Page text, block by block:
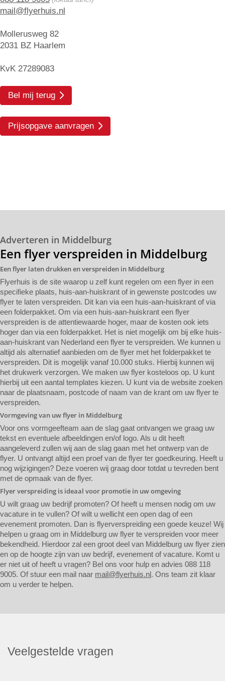
mail@flyerhuis.nl
Mollerusweg 82
2031 BZ Haarlem
KvK 27289083
Bel mij terug
Prijsopgave aanvragen
Adverteren in Middelburg
Een flyer verspreiden in Middelburg
Een flyer laten drukken en verspreiden in Middelburg
Flyerhuis is de site waarop u zelf kunt regelen om een flyer in een
specifieke plaats, huis-aan-huiskrant of in gewenste postcodes uw
flyer te laten verspreiden. Dit kan via een huis-aan-huiskrant of via
een folderpakket. Om via een huis-aan-huiskrant een flyer
verspreiden is de attentiewaarde hoger, maar de kosten ook iets
hoger dan via een folderpakket. Het is niet mogelijk om bij elke huis-
aan-huiskrant van Nederland een flyer te verspreiden. We kunnen u
altijd als alternatief aanbieden om de flyer met het folderpakket te
verspreiden. Dit is mogelijk vanaf 10.000 stuks. Hierbij kunnen wij
het drukwerk verzorgen. We maken uw flyer kosteloos op. U kunt
hierbij uit een aantal templates kiezen. U kunt via de website zoeken
naar de plaatsnaam, postcode of naam van de krant om uw flyer te
verspreiden.
Vormgeving van uw flyer in Middelburg
Voor ons vormgeefteam aan de slag gaat ontvangen we graag uw
tekst en eventuele afbeeldingen en/of logo. Als u dit heeft
aangeleverd zullen wij aan de slag gaan met het ontwerp van de
flyer. U ontvangt altijd een proef van de flyer ter goedkeuring. Heeft u
nog wijzigingen? Deze voeren wij graag door totdat u tevreden bent
met de opmaak van de flyer.
Flyer verspreiding is ideaal voor promotie in uw omgeving
U wilt graag uw bedrijf promoten? Of heeft u mensen nodig om uw
vacature in te vullen? Of wilt u wellicht een open dag of een
evenement promoten. Dan is flyerverspreiding een goede keuze! Wij
helpen u graag om in Middelburg uw flyer te verspreiden voor meer
bekendheid. Hierdoor zal een groot deel van Middelburg uw flyer zien
en op de hoogte zijn van uw bedrijf, evenement of vacature. Komt u
er niet uit of heeft u vragen? Bel ons voor hulp en advies 088 118
9005. Of stuur een mail naar mail@flyerhuis.nl. Ons team zit klaar
om u verder te helpen.
Veelgestelde vragen